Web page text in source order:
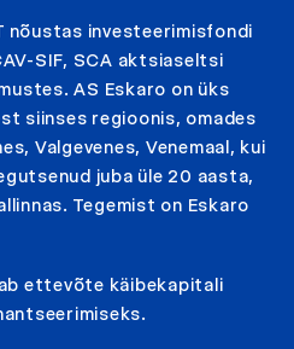
nõustas investeerimisfondi
SIF, SCA aktsiaseltsi
AS Eskaro on üks
siinses regioonis, omades
Valgevenes, Venemaal, kui
juba üle 20 aasta,
Tegemist on Eskaro
ettevõte käibekapitali